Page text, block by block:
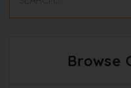
Browse